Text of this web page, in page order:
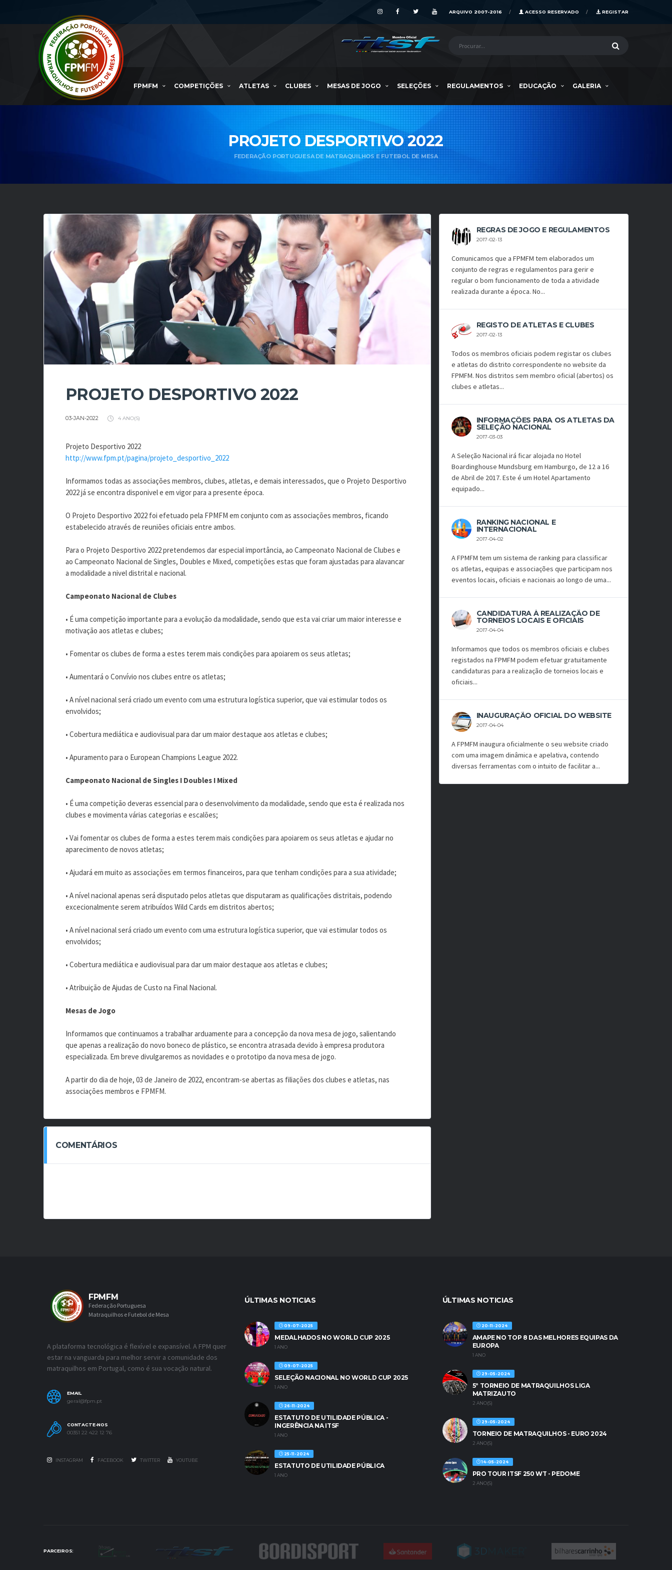
REGISTAR
ACESSO RESERVADO
ARQUIVO 2007-2016
FPMFM COMPETIÇÕES ATLETAS CLUBES MESAS DE JOGO SELEÇÕES REGULAMENTOS EDUCAÇÃO GALERIA
PROJETO DESPORTIVO 2022
FEDERAÇÃO PORTUGUESA DE MATRAQUILHOS E FUTEBOL DE MESA
PROJETO DESPORTIVO 2022
03-JAN-2022 4 ANO(S)
Projeto Desportivo 2022
http://www.fpm.pt/pagina/projeto_desportivo_2022
Informamos todas as associações membros, clubes, atletas, e demais interessados, que o Projeto Desportivo
2022 já se encontra disponivel e em vigor para a presente época.
O Projeto Desportivo 2022 foi efetuado pela FPMFM em conjunto com as associações membros, ficando
estabelecido através de reuniões oficiais entre ambos.
Para o Projeto Desportivo 2022 pretendemos dar especial importância, ao Campeonato Nacional de Clubes e
ao Campeonato Nacional de Singles, Doubles e Mixed, competições estas que foram ajustadas para alavancar
a modalidade a nivel distrital e nacional.
Campeonato Nacional de Clubes
• É uma competição importante para a evolução da modalidade, sendo que esta vai criar um maior interesse e
motivação aos atletas e clubes;
• Fomentar os clubes de forma a estes terem mais condições para apoiarem os seus atletas;
• Aumentará o Convívio nos clubes entre os atletas;
• A nível nacional será criado um evento com uma estrutura logística superior, que vai estimular todos os
envolvidos;
• Cobertura mediática e audiovisual para dar um maior destaque aos atletas e clubes;
• Apuramento para o European Champions League 2022.
Campeonato Nacional de Singles I Doubles I Mixed
• É uma competição deveras essencial para o desenvolvimento da modalidade, sendo que esta é realizada nos
clubes e movimenta várias categorias e escalões;
• Vai fomentar os clubes de forma a estes terem mais condições para apoiarem os seus atletas e ajudar no
aparecimento de novos atletas;
• Ajudará em muito as associações em termos financeiros, para que tenham condições para a sua atividade;
• A nível nacional apenas será disputado pelos atletas que disputaram as qualificações distritais, podendo
excecionalmente serem atribuídos Wild Cards em distritos abertos;
• A nível nacional será criado um evento com uma estrutura logística superior, que vai estimular todos os
envolvidos;
• Cobertura mediática e audiovisual para dar um maior destaque aos atletas e clubes;
• Atribuição de Ajudas de Custo na Final Nacional.
Mesas de Jogo
Informamos que continuamos a trabalhar arduamente para a concepção da nova mesa de jogo, salientando
que apenas a realização do novo boneco de plástico, se encontra atrasada devido à empresa produtora
especializada. Em breve divulgaremos as novidades e o prototipo da nova mesa de jogo.
A partir do dia de hoje, 03 de Janeiro de 2022, encontram-se abertas as filiações dos clubes e atletas, nas
associações membros e FPMFM.
COMENTÁRIOS
REGRAS DE JOGO E REGULAMENTOS
2017-02-13
Comunicamos que a FPMFM tem elaborados um
conjunto de regras e regulamentos para gerir e
regular o bom funcionamento de toda a atividade
realizada durante a época. No...
REGISTO DE ATLETAS E CLUBES
2017-02-13
Todos os membros oficiais podem registar os clubes
e atletas do distrito correspondente no website da
FPMFM. Nos distritos sem membro oficial (abertos) os
clubes e atletas...
INFORMAÇÕES PARA OS ATLETAS DA
SELEÇÃO NACIONAL
2017-03-03
A Seleção Nacional irá ficar alojada no Hotel
Boardinghouse Mundsburg em Hamburgo, de 12 a 16
de Abril de 2017. Este é um Hotel Apartamento
equipado...
RANKING NACIONAL E
INTERNACIONAL
2017-04-02
A FPMFM tem um sistema de ranking para classificar
os atletas, equipas e associações que participam nos
eventos locais, oficiais e nacionais ao longo de uma...
CANDIDATURA À REALIZAÇÃO DE
TORNEIOS LOCAIS E OFICIAIS
2017-04-04
Informamos que todos os membros oficiais e clubes
registados na FPMFM podem efetuar gratuitamente
candidaturas para a realização de torneios locais e
oficiais...
INAUGURAÇÃO OFICIAL DO WEBSITE
2017-04-04
A FPMFM inaugura oficialmente o seu website criado
com uma imagem dinâmica e apelativa, contendo
diversas ferramentas com o intuito de facilitar a...
FPMFM
Federação Portuguesa
Matraquilhos e Futebol de Mesa
A plataforma tecnológica é flexível e expansível. A FPM quer
estar na vanguarda para melhor servir a comunidade dos
matraquilhos em Portugal, como é sua vocação natural.
EMAIL
geral@fpm.pt
CONTACTE-NOS
00351 22 422 12 76
INSTAGRAM FACEBOOK TWITTER YOUTUBE
ÚLTIMAS NOTICIAS
09-07-2025
MEDALHADOS NO WORLD CUP 2025
1 ANO
09-07-2025
SELEÇÃO NACIONAL NO WORLD CUP 2025
1 ANO
26-11-2024
ESTATUTO DE UTILIDADE PÚBLICA -
INGERÊNCIA NA ITSF
1 ANO
25-11-2024
ESTATUTO DE UTILIDADE PÚBLICA
1 ANO
ÚLTIMAS NOTICIAS
20-11-2024
AMAPE NO TOP 8 DAS MELHORES EQUIPAS DA
EUROPA
1 ANO
29-05-2024
5º TORNEIO DE MATRAQUILHOS LIGA
MATRIZAUTO
2 ANO(S)
29-05-2024
TORNEIO DE MATRAQUILHOS - EURO 2024
2 ANO(S)
14-05-2024
PRO TOUR ITSF 250 WT - PEDOME
2 ANO(S)
PARCEIROS: